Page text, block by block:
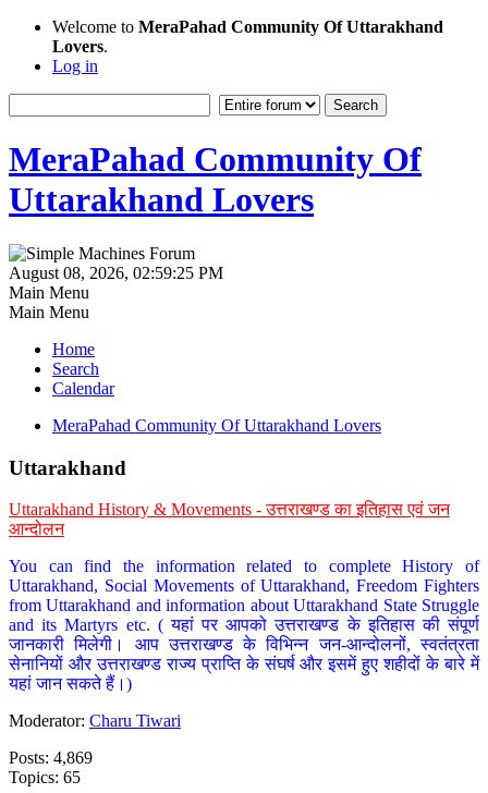
Welcome to MeraPahad Community Of Uttarakhand
Lovers.
Log in
MeraPahad Community Of
Uttarakhand Lovers
August 08, 2026, 02:59:25 PM
Main Menu
Main Menu
Home
Search
Calendar
MeraPahad Community Of Uttarakhand Lovers
Uttarakhand
Uttarakhand History & Movements - उत्तराखण्ड का इतिहास एवं जन
आन्दोलन
You can find the information related to complete History of
Uttarakhand, Social Movements of Uttarakhand, Freedom Fighters
from Uttarakhand and information about Uttarakhand State Struggle
and its Martyrs etc. ( यहां पर आपको उत्तराखण्ड के इतिहास की संपूर्ण
जानकारी मिलेगी। आप उत्तराखण्ड के विभिन्न जन-आन्दोलनों, स्वतंत्रता
सेनानियों और उत्तराखण्ड राज्य प्राप्ति के संघर्ष और इसमें हुए शहीदों के बारे में
यहां जान सकते हैं।)
Moderator: Charu Tiwari
Posts: 4,869
Topics: 65